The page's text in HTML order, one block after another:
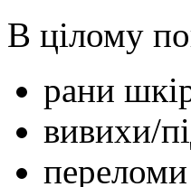
В цілому
рани
вивихи/
переломи